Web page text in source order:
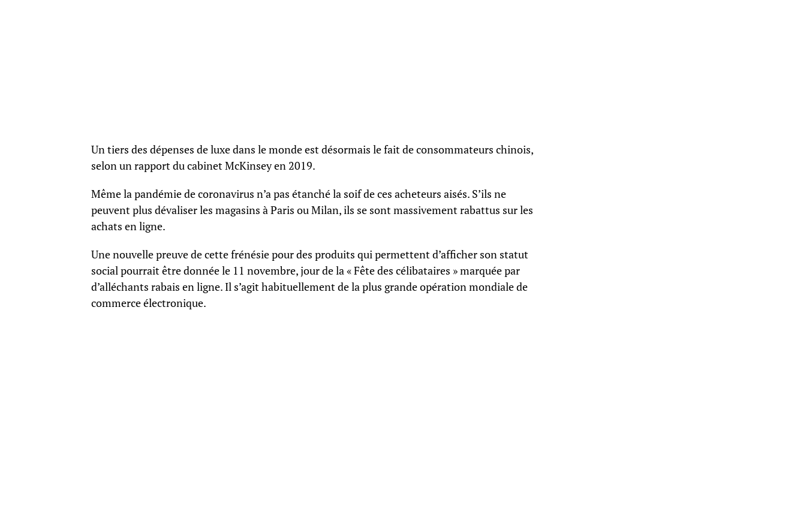
Un tiers des dépenses de luxe dans le monde est désormais le fait de consommateurs chinois,
selon un rapport du cabinet McKinsey en 2019.
Même la pandémie de coronavirus n’a pas étanché la soif de ces acheteurs aisés. S’ils ne
peuvent plus dévaliser les magasins à Paris ou Milan, ils se sont massivement rabattus sur les
achats en ligne.
Une nouvelle preuve de cette frénésie pour des produits qui permettent d’afficher son statut
social pourrait être donnée le 11 novembre, jour de la « Fête des célibataires » marquée par
d’alléchants rabais en ligne. Il s’agit habituellement de la plus grande opération mondiale de
commerce électronique.